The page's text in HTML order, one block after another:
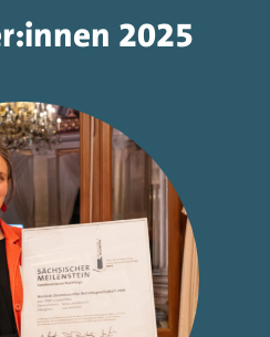
2025